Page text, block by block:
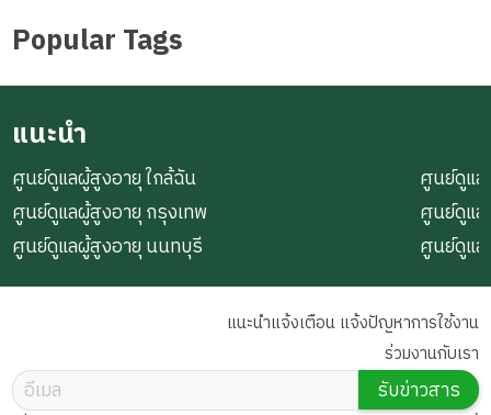
Popular Tags
แนะนำ
ศูนย์ดูแลผู้สูงอายุ ใกล้ฉัน
ศูนย์ดูแลผู้สูงอายุ กรุงเทพ
ศูนย์ดูแลผู้สูงอายุ นนทบุรี
ศูนย์ดูแ
ศูนย์ดูแ
ศูนย์ดูแ
แนะนำแจ้งเตือน แจ้งปัญหาการใช้งาน
ร่วมงานกับเรา
รับข่าวสาร